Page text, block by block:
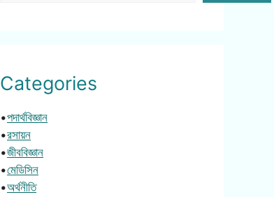
Categories
•পদার্থবিজ্ঞান
•রসায়ন
•জীববিজ্ঞান
•মেডিসিন
•অর্থনীতি